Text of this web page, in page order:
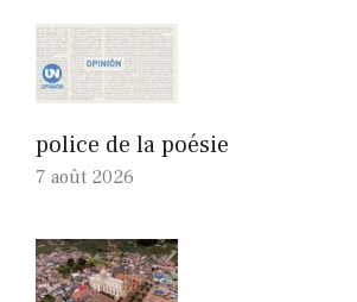
police de la poésie
7 août 2026